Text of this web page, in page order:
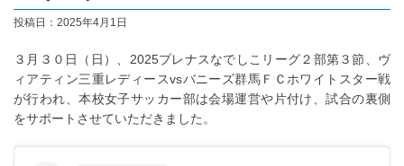
投稿日：2025年4月1日
３月３０日（日）、2025プレナスなでしこリーグ２部第３節、ヴ
ィアティン三重レディースvsバニーズ群馬ＦＣホワイトスター戦
が行われ、本校女子サッカー部は会場運営や片付け、試合の裏側
をサポートさせていただきました。